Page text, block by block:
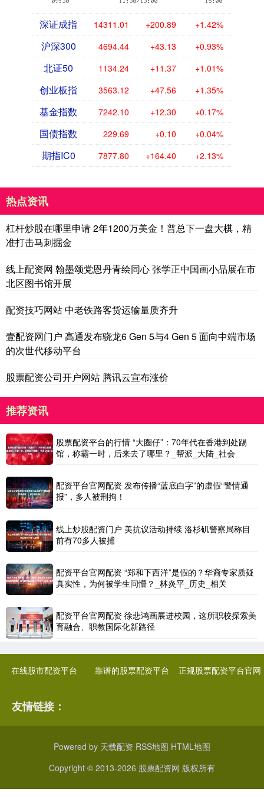
深证成指 14311.01 +200.89 +1.42%
沪深300 4694.44 +43.13 +0.93%
北证50 1134.24 +11.37 +1.01%
创业板指 3563.12 +47.56 +1.35%
基金指数 7242.10 +12.30 +0.17%
国债指数 229.69 +0.10 +0.04%
期指IC0 7877.80 +164.40 +2.13%
热点资讯
杠杆炒股在哪里申请 2年1200万美金！普总下一盘大棋，精
准打击马刺掘金
线上配资网 翰墨颂党恩丹青绘同心 张学正中国画小品展在市
北区图书馆开展
配资技巧网站 中老铁路客货运输量质齐升
壹配资网门户 高通发布骁龙6 Gen 5与4 Gen 5 面向中端市场
的次世代移动平台
股票配资公司开户网站 腾讯云宣布涨价
推荐资讯
股票配资平台的行情 “大圈仔”：70年代在香港到处踢
馆，称霸一时，后来去了哪里？_帮派_大陆_社会
配资平台官网配资 发布传播“蓝底白字”的虚假“警情通
报”，多人被刑拘！
线上炒股配资门户 美抗议活动持续 洛杉矶警察局称目
前有70多人被捕
配资平台官网配资 “郑和下西洋”是假的？华裔专家质疑
真实性，为何被学生问懵？_林炎平_历史_相关
配资平台官网配资 徐悲鸿画展进校园，这所职校探索美
育融合、职教国际化新路径
在线股市配资平台 靠谱的股票配资平台 正规股票配资平台官网
友情链接：
Powered by 天载配资 RSS地图 HTML地图
Copyright © 2013-2026 股票配资网 版权所有